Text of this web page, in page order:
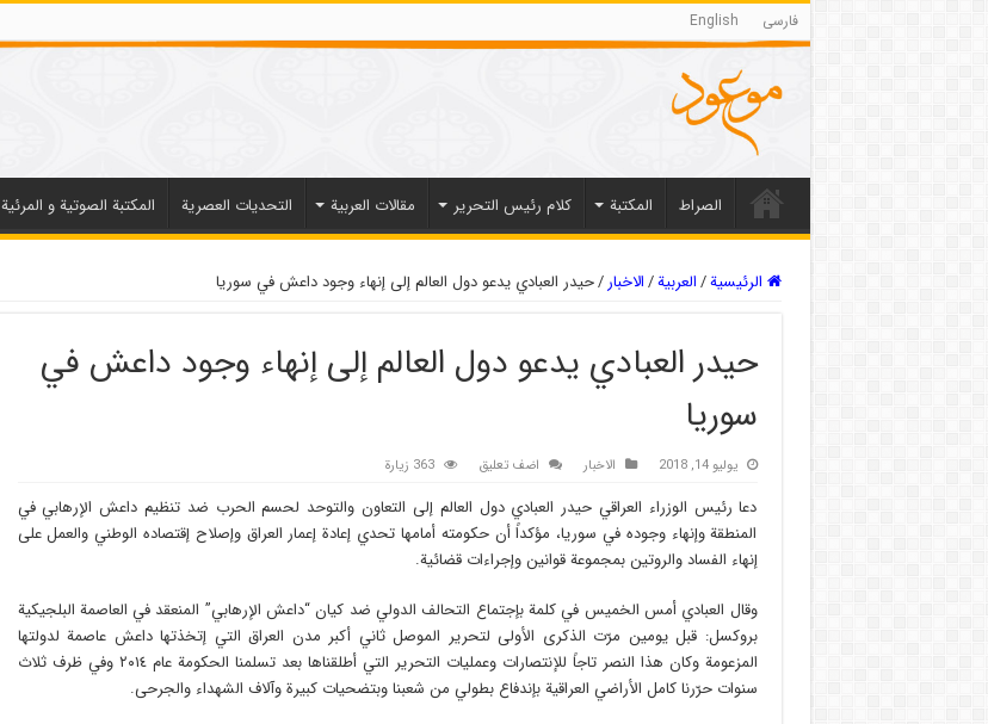
فارسی English
الصراط المکتبة كلام رئيس التحرير مقالات العربیة التحديات العصرية المكتبة الصوتية و المرئية
الرئيسية/العربیة/الاخبار /حيدر العبادي يدعو دول العالم إلى إنهاء وجود داعش في سوريا
حيدر العبادي يدعو دول العالم إلى إنهاء وجود داعش في
سوريا
يوليو 14, 2018 الاخبار اضف تعليق 363 زيارة
دعا رئيس الوزراء العراقي حيدر العبادي دول العالم إلى التعاون والتوحد لحسم الحرب ضد تنظيم داعش الإرهابي في
المنطقة وإنهاء وجوده في سوريا، مؤكداً أن حكومته أمامها تحدي إعادة إعمار العراق وإصلاح إقتصاده الوطني والعمل على
إنهاء الفساد والروتين بمجموعة قوانين وإجراءات قضائية.
وقال العبادي أمس الخميس في كلمة بإجتماع التحالف الدولي ضد كيان “داعش الإرهابي” المنعقد في العاصمة البلجيكية
بروكسل: قبل يومين مرّت الذكرى الأولى لتحرير الموصل ثاني أكبر مدن العراق التي إتخذتها داعش عاصمة لدولتها
المزعومة وكان هذا النصر تاجاً للإنتصارات وعمليات التحرير التي أطلقناها بعد تسلمنا الحكومة عام ٢٠١٤ وفي ظرف ثلاث
سنوات حرّرنا كامل الأراضي العراقية بإندفاع بطولي من شعبنا وبتضحيات كبيرة وآلاف الشهداء والجرحى.